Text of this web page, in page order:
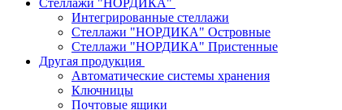
Стеллажи "НОРДИКА"
Интегрированные стеллажи
Стеллажи "НОРДИКА" Островные
Стеллажи "НОРДИКА" Пристенные
Другая продукция
Автоматические системы хранения
Ключницы
Почтовые ящики